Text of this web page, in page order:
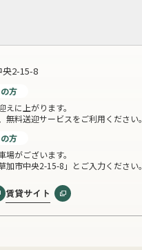
央2-15-8
方
に上がります。
無料送迎サービスをご利用ください。
方
場がございます。
加市中央2-15-8」とご入力ください。
賃貸サイト